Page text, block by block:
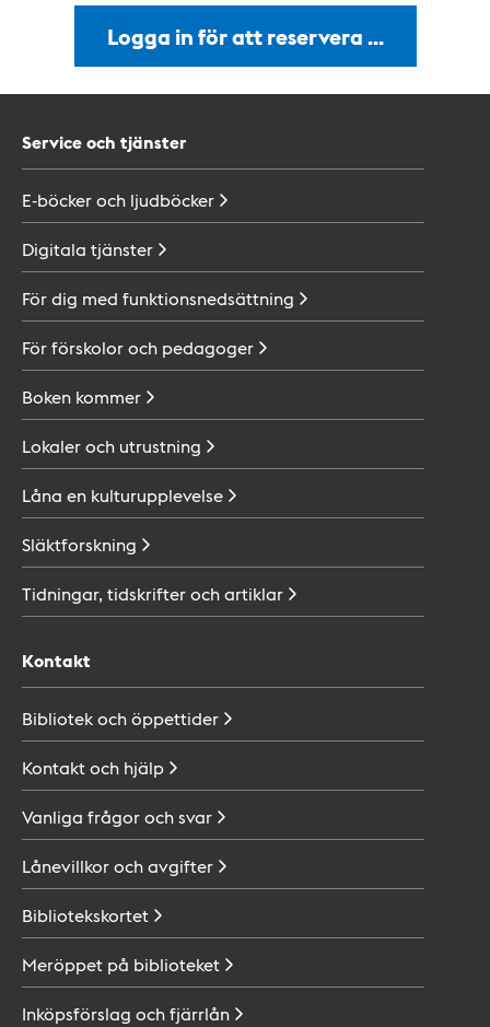
Logga in för att reservera …
Service och tjänster
E-böcker och ljudböcker
Digitala tjänster
För dig med funktionsnedsättning
För förskolor och pedagoger
Boken kommer
Lokaler och utrustning
Låna en kulturupplevelse
Släktforskning
Tidningar, tidskrifter ochartiklar
Kontakt
Bibliotek ochöppettider
Kontakt och hjälp
Vanliga frågor ochsvar
Lånevillkor ochavgifter
Bibliotekskortet
Meröppet på biblioteket
Inköpsförslag ochfjärrlån